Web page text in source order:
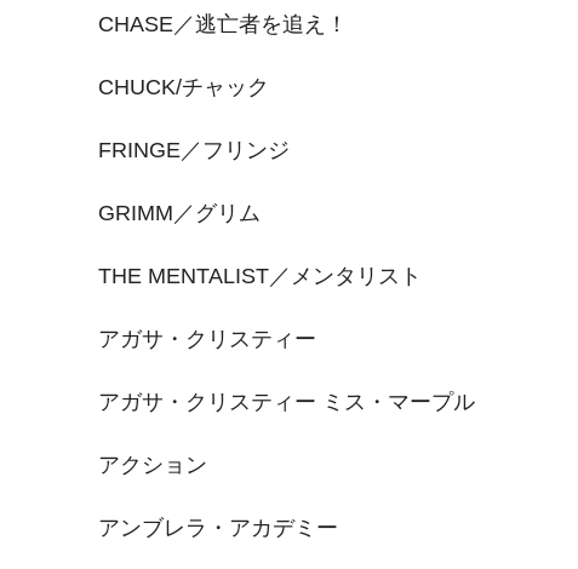
CHASE／逃亡者を追え！
CHUCK/チャック
FRINGE／フリンジ
GRIMM／グリム
THE MENTALIST／メンタリスト
アガサ・クリスティー
アガサ・クリスティー ミス・マープル
アクション
アンブレラ・アカデミー